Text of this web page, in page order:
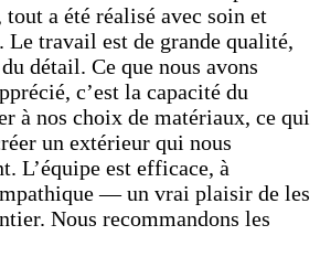
a été réalisé avec soin et
Le travail est de grande qualité,
détail. Ce que nous avons
c’est la capacité du
à nos choix de matériaux, ce qui
un extérieur qui nous
L’équipe est efficace, à
— un vrai plaisir de les
Nous recommandons les